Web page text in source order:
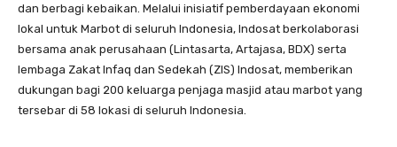
dan berbagi kebaikan. Melalui inisiatif pemberdayaan ekonomi
lokal untuk Marbot di seluruh Indonesia, Indosat berkolaborasi
bersama anak perusahaan (Lintasarta, Artajasa, BDX) serta
lembaga Zakat Infaq dan Sedekah (ZIS) Indosat, memberikan
dukungan bagi 200 keluarga penjaga masjid atau marbot yang
tersebar di 58 lokasi di seluruh Indonesia.